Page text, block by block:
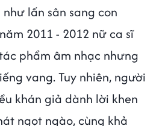
lấn sân sang con
2011 - 2012 nữ ca sĩ
phẩm âm nhạc nhưng
vang. Tuy nhiên, người
khán giả dành lời khen
ngọt ngào, cùng khả